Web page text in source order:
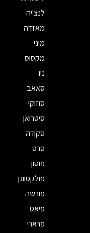
לנצ'יה
מאזדה
מיני
מקסוס
ניו
סאאב
סוזוקי
סיטרואן
סקודה
סרס
פוטון
פולקסווגן
פורשה
פיאט
פרארי